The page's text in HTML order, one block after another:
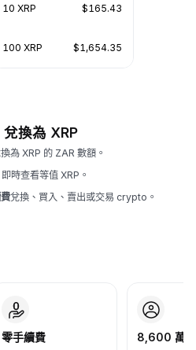
10 XRP $165.43
100 XRP $1,654.35
換為 XRP
為 XRP 的 ZAR 數額。
時查看等值 XRP。
兌換、買入、賣出或交易 crypto。
零手續費 8,600 萬+